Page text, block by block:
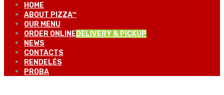
HOME
ABOUT PIZZA™
OUR MENU
ORDER ONLINE DELIVERY & PICKUP
NEWS
CONTACTS
RENDELÉS
PROBA